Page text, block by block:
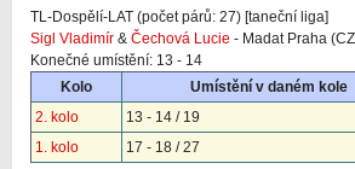
TL-Dospělí-LAT (počet párů: 27) [taneční liga]
Sigl Vladimír & Čechová Lucie - Madat Praha
Konečné umístění: 13 - 14
Kolo
Umístění v daném kole
2. kolo
13 - 14 / 19
1. kolo
17 - 18 / 27